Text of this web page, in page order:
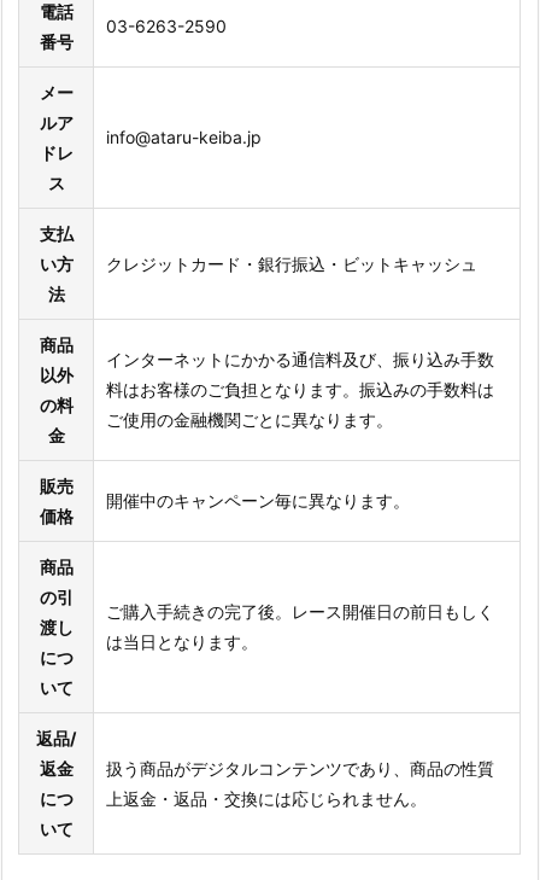
電話
番号
03-6263-2590
メー
ルア
ドレ
ス
info@ataru-keiba.jp
支払
い方
法
クレジットカード・銀行振込・ビットキャッシュ
商品
以外
の料
金
インターネットにかかる通信料及び、振り込み手数
料はお客様のご負担となります。振込みの手数料は
ご使用の金融機関ごとに異なります。
販売
価格
開催中のキャンペーン毎に異なります。
商品
の引
渡し
につ
いて
ご購入手続きの完了後。レース開催日の前日もしく
は当日となります。
返品/
返金
につ
いて
扱う商品がデジタルコンテンツであり、商品の性質
上返金・返品・交換には応じられません。